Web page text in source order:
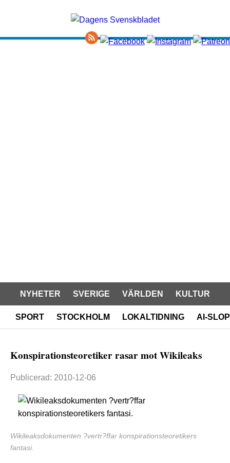
NYHETER SVERIGE VÄRLDEN KULTUR
SPORT STOCKHOLM LOKALTIDNING AI-SLOP
Konspirationsteoretiker rasar mot Wikileaks
Publicerad: 2010-12-06
Wikileaksdokumenten ?vertr?ffar konspirationsteoretikers
fantasi.